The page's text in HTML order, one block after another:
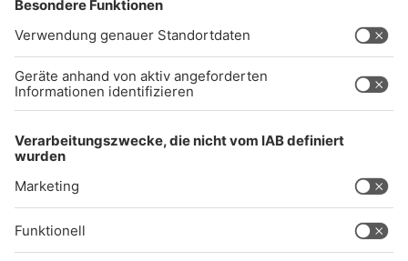
Impressum
Audiothek
Unexpected Application Error!
crypto.randomUUID is not a function